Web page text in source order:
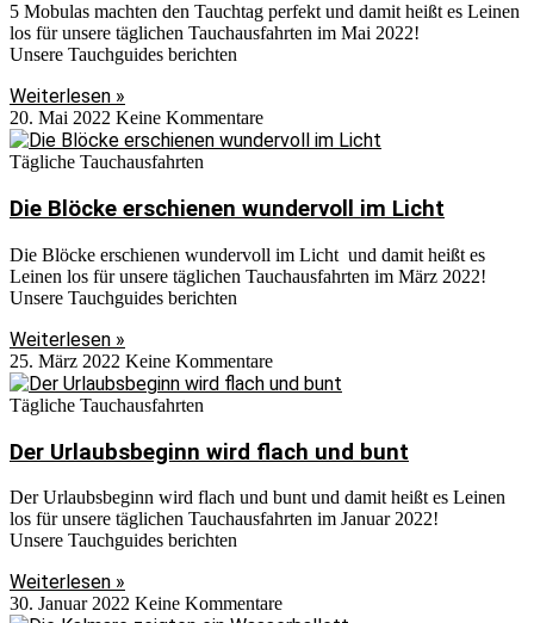
5 Mobulas machten den Tauchtag perfekt und damit heißt es Leinen
los für unsere täglichen Tauchausfahrten im Mai 2022!
Unsere Tauchguides berichten
Weiterlesen »
20. Mai 2022 Keine Kommentare
Tägliche Tauchausfahrten
Die Blöcke erschienen wundervoll im Licht
Die Blöcke erschienen wundervoll im Licht und damit heißt es
Leinen los für unsere täglichen Tauchausfahrten im März 2022!
Unsere Tauchguides berichten
Weiterlesen »
25. März 2022 Keine Kommentare
Tägliche Tauchausfahrten
Der Urlaubsbeginn wird flach und bunt
Der Urlaubsbeginn wird flach und bunt und damit heißt es Leinen
los für unsere täglichen Tauchausfahrten im Januar 2022!
Unsere Tauchguides berichten
Weiterlesen »
30. Januar 2022 Keine Kommentare